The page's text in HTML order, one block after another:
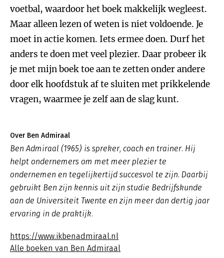
voetbal, waardoor het boek makkelijk wegleest.
Maar alleen lezen of weten is niet voldoende. Je
moet in actie komen. Iets ermee doen. Durf het
anders te doen met veel plezier. Daar probeer ik
je met mijn boek toe aan te zetten onder andere
door elk hoofdstuk af te sluiten met prikkelende
vragen, waarmee je zelf aan de slag kunt.
Over Ben Admiraal
Ben Admiraal (1965) is spreker, coach en trainer. Hij
helpt ondernemers om met meer plezier te
ondernemen en tegelijkertijd succesvol te zijn. Daarbij
gebruikt Ben zijn kennis uit zijn studie Bedrijfskunde
aan de Universiteit Twente en zijn meer dan dertig jaar
ervaring in de praktijk.
https://www.ikbenadmiraal.nl
Alle boeken van Ben Admiraal